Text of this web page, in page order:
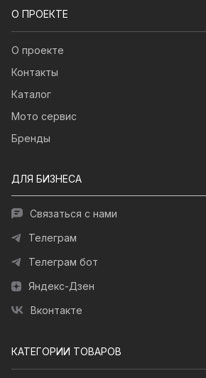
О ПРОЕКТЕ
О проекте
Контакты
Каталог
Мото сервис
Бренды
ДЛЯ БИЗНЕСА
Связаться с нами
Телеграм
Телеграм бот
Яндекс-Дзен
Вконтакте
КАТЕГОРИИ ТОВАРОВ